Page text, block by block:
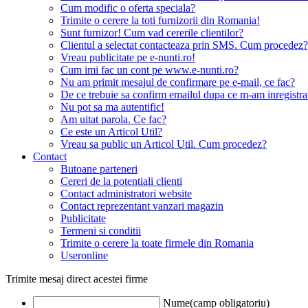
Cum modific o oferta speciala?
Trimite o cerere la toti furnizorii din Romania!
Sunt furnizor! Cum vad cererile clientilor?
Clientul a selectat contacteaza prin SMS. Cum procedez?
Vreau publicitate pe e-nunti.ro!
Cum imi fac un cont pe www.e-nunti.ro?
Nu am primit mesajul de confirmare pe e-mail, ce fac?
De ce trebuie sa confirm emailul dupa ce m-am
Nu pot sa ma autentific!
Am uitat parola. Ce fac?
Ce este un Articol Util?
Vreau sa public un Articol Util. Cum procedez?
Contact
Butoane parteneri
Cereri de la potentiali clienti
Contact administratori website
Contact reprezentant vanzari magazin
Publicitate
Termeni si conditii
Trimite o cerere la toate firmele din Romania
Useronline
Trimite mesaj direct acestei firme
Nume(camp obligatoriu)